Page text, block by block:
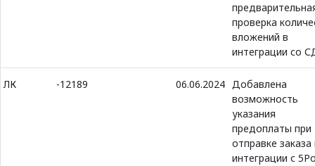
проверка
вложений в
интеграции со
ЛК -12189 06.06.2024 Добавлена
возможность
указания
предоплаты при
отправке заказа
интеграции с